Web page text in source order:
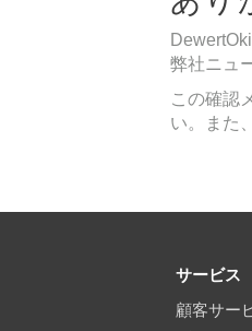
弊社ニュ
この確認
い。また
サービス
顧客サー